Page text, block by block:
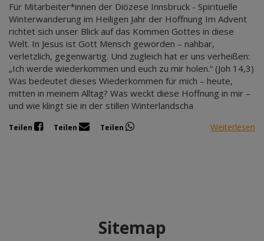
Für Mitarbeiter*innen der Diözese Innsbruck - Spirituelle
Winterwanderung im Heiligen Jahr der Hoffnung Im Advent
richtet sich unser Blick auf das Kommen Gottes in diese
Welt. In Jesus ist Gott Mensch geworden – nahbar,
verletzlich, gegenwärtig. Und zugleich hat er uns verheißen:
„Ich werde wiederkommen und euch zu mir holen.“ (Joh 14,3)
Was bedeutet dieses Wiederkommen für mich – heute,
mitten in meinem Alltag? Was weckt diese Hoffnung in mir –
und wie klingt sie in der stillen Winterlandscha
Teilen Teilen Teilen Weiterlesen
Sitemap